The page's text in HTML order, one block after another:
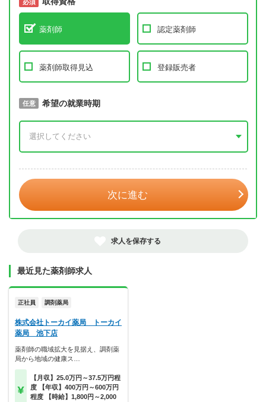
必須
薬剤師 認定薬剤師
薬剤師取得見込 登録販売者
必須 取得予定年
任意 希望の就業時期
次に進む
求人を保存する
最近見た薬剤師求人
正社員 調剤薬局
株式会社トーカイ薬局 トーカイ
薬局 池下店
薬剤師の職域拡大を見据え、調剤薬
局から地域の健康ス…
【月収】25.0万円～37.5万円程
度 【年収】400万円～600万円
程度 【時給】1,800円～2,000